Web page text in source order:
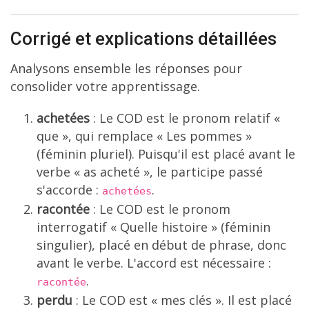
Corrigé et explications détaillées
Analysons ensemble les réponses pour
consolider votre apprentissage.
achetées : Le COD est le pronom relatif «
que », qui remplace « Les pommes »
(féminin pluriel). Puisqu'il est placé avant le
verbe « as acheté », le participe passé
s'accorde : achetées.
racontée : Le COD est le pronom
interrogatif « Quelle histoire » (féminin
singulier), placé en début de phrase, donc
avant le verbe. L'accord est nécessaire :
racontée.
perdu : Le COD est « mes clés ». Il est placé